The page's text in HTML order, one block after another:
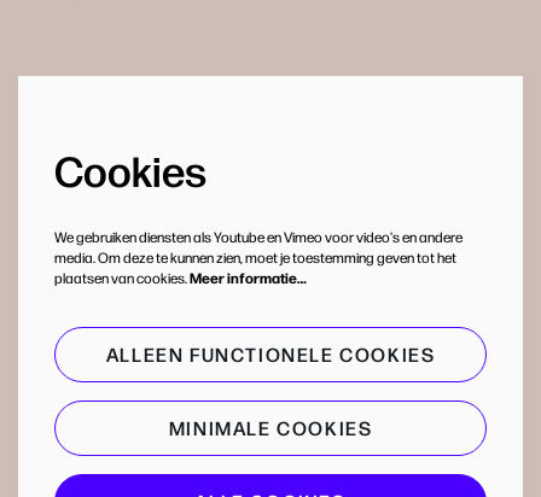
Cookies
We gebruiken diensten als Youtube en Vimeo voor video's en andere
media. Om deze te kunnen zien, moet je toestemming geven tot het
plaatsen van cookies.Meer informatie…
ALLEEN FUNCTIONELE COOKIES
MINIMALE COOKIES